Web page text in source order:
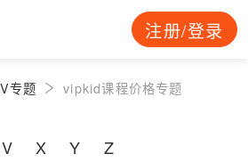
注册/登录
V专题 vipkid课程价格专题
V X Y Z